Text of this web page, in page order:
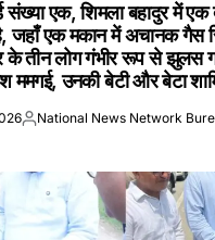
संख्या एक, शिमला बहादुर में एक
जहाँ एक मकान में अचानक गैस
के तीन लोग गंभीर रूप से झुलस
ममगई, उनकी बेटी और बेटा
Posted
National News Network